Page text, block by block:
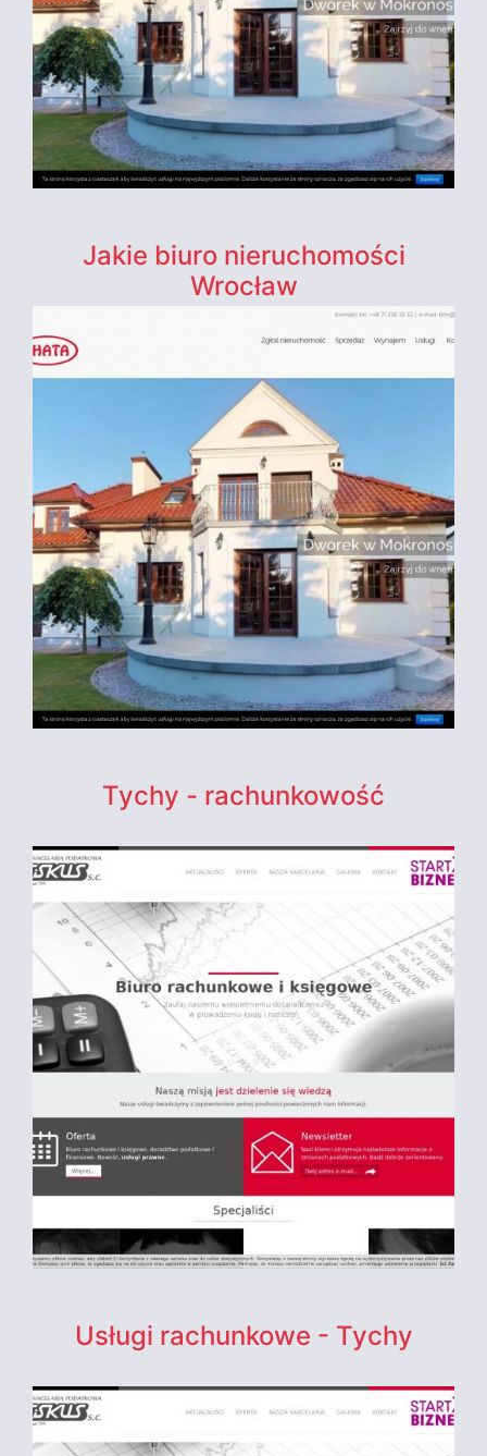
Jakie biuro nieruchomości
Wrocław
Tychy - rachunkowość
Usługi rachunkowe - Tychy